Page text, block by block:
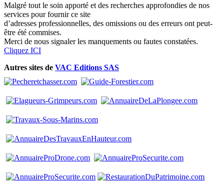
Malgré tout le soin apporté et des recherches approfondies de nos
services pour fournir ce site
d’adresses professionnelles, des omissions ou des erreurs ont peut-
être été commises.
Merci de nous signaler les manquements ou fautes constatées.
Cliquez ICI
Autres sites de VAC Editions SAS